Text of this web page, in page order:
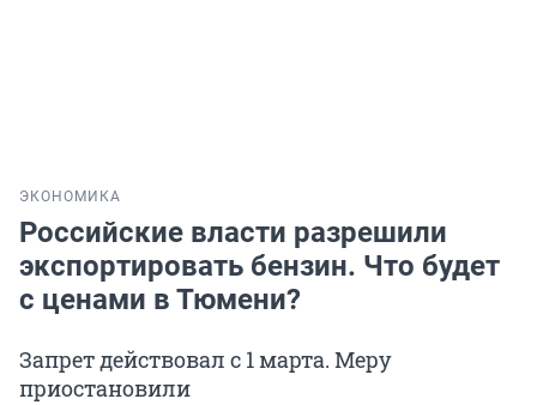
ЭКОНОМИКА
Российские власти разрешили
экспортировать бензин. Что будет
с ценами в Тюмени?
Запрет действовал с 1 марта. Меру
приостановили